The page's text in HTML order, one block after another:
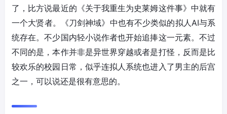
了，比方说最近的《关于我重生为史莱姆这件事》中就有
一个大贤者。《刀剑神域》中也有不少类似的拟人AI与系
统存在。不少国内轻小说作者也开始追捧这一元素。不过
不同的是，本作并非是异世界穿越或者是打怪，反而是比
较欢乐的校园日常，似乎连拟人系统也进入了男主的后宫
之一，可以说还是很有意思的。